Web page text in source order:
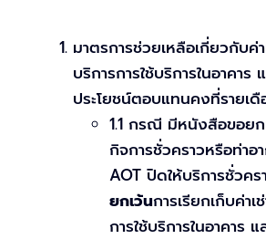
มาตรการช่วยเหลือเกี่ยวกับค่
บริการการใช้บริการในอาคาร
ประโยชน์ตอบแทนคงที่รายเดื
1.1 กรณี มีหนังสือขอยก
กิจการชั่วคราวหรือท่าอ
AOT ปิดให้บริการชั่วคร
ยกเว้นการเรียกเก็บค่า
การใช้บริการในอาคาร